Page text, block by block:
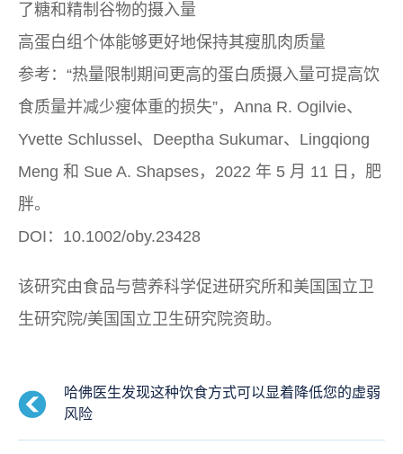
了糖和精制谷物的摄入量
高蛋白组个体能够更好地保持其瘦肌肉质量
参考：“热量限制期间更高的蛋白质摄入量可提高饮
食质量并减少瘦体重的损失”，Anna R. Ogilvie、
Yvette Schlussel、Deeptha Sukumar、Lingqiong
Meng 和 Sue A. Shapses，2022 年 5 月 11 日， 肥
胖。
DOI：10.1002/oby.23428
该研究由食品与营养科学促进研究所和美国国立卫
生研究院/美国国立卫生研究院资助。
哈佛医生发现这种饮食方式可以显着降低您的虚弱
风险